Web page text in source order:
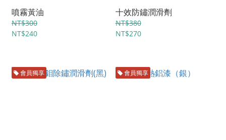
噴霧黃油
NT$300
NT$240
十效防鏽潤滑劑
NT$380
NT$270
會員獨享 會員獨享